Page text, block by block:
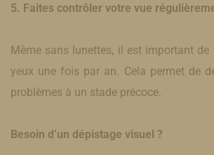
5. Faites contrôler votre vue
Même sans lunettes, il est important de
yeux une fois par an. Cela permet de
problèmes à un stade précoce.
Besoin d’un dépistage visuel ?